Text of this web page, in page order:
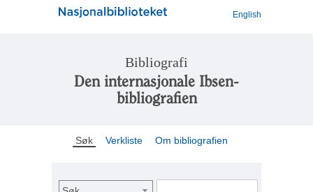
English
Bibliografi
Den internasjonale Ibsen-
bibliografien
Søk Verkliste Om bibliografien